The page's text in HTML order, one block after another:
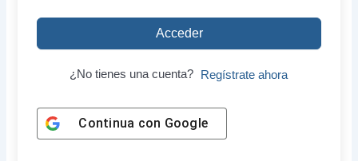
Acceder
¿No tienes una cuenta? Regístrate ahora
Continua con Google